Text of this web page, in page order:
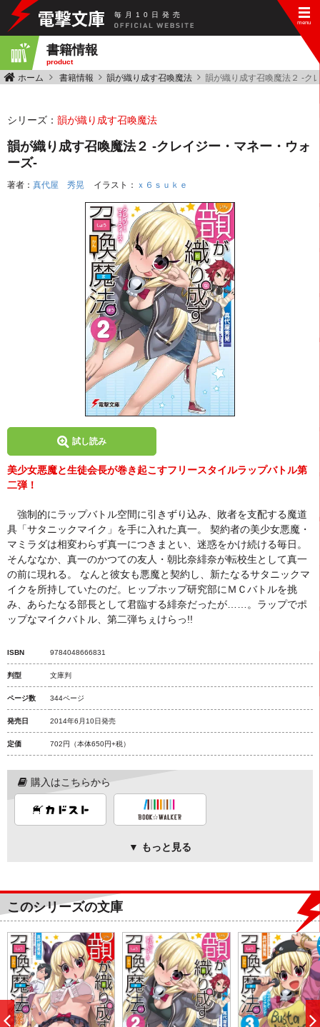
毎 月 10 日 発 売
書籍情報
product
ホーム 書籍情報 韻が織り成す召喚魔法 韻が織り成す召喚魔法２ ‐ク
シリーズ： 韻が織り成す召喚魔法
韻が織り成す召喚魔法２ ‐クレイジー・マネー・ウォ
ーズ‐
著者： 真代屋 秀晃 イラスト： ｘ６ｓｕｋｅ
試し読み
美少女悪魔と生徒会長が巻き起こすフリースタイルラップバトル第
二弾！
強制的にラップバトル空間に引きずり込み、敗者を支配する魔道
具「サタニックマイク」を手に入れた真一。 契約者の美少女悪魔・
マミラダは相変わらず真一につきまとい、迷惑をかけ続ける毎日。
そんななか、真一のかつての友人・朝比奈緋奈が転校生として真一
の前に現れる。 なんと彼女も悪魔と契約し、新たなるサタニックマ
イクを所持していたのだ。ヒップホップ研究部にＭＣバトルを挑
み、あらたなる部長として君臨する緋奈だったが……。ラップでポ
ップなマイクバトル、第二弾ちぇけらっ!!
ISBN 9784048666831
判型 文庫判
ページ数 344ページ
発売日 2014年6月10日発売
定価 702円 （本体650円+税）
購入はこちらから
▼ もっと見る
このシリーズの文庫